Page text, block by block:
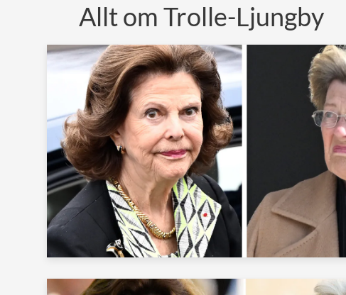
Allt om Trolle-Ljungby